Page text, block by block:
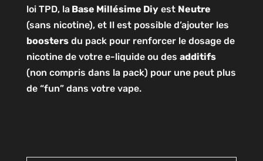
loi TPD, laBase Millésime Diyest Neutre
(sans nicotine), et Il est possible d’ajouter les
boostersdu pack pour renforcer le dosage de
nicotine de votre e-liquide ou des additifs
(non compris dans la pack) pour une peut plus
de “fun” dans votre vape.